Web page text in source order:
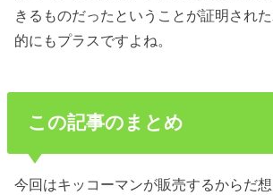
きるものだったということが証明され
的にもプラスですよね。
この記事のまとめ
今回はキッコーマンが販売するからだ